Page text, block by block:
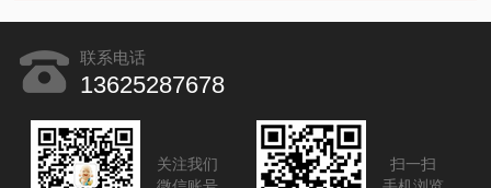
联系电话
13625287678
关注我们
扫一扫